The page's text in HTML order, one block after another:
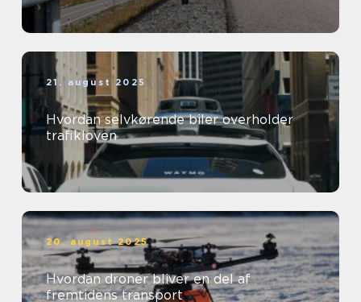
21. august 2025
Hvordan selvkørende biler overholder
trafikloven
20. august 2025
Hvordan droner bliver en del af
fremtidens transport